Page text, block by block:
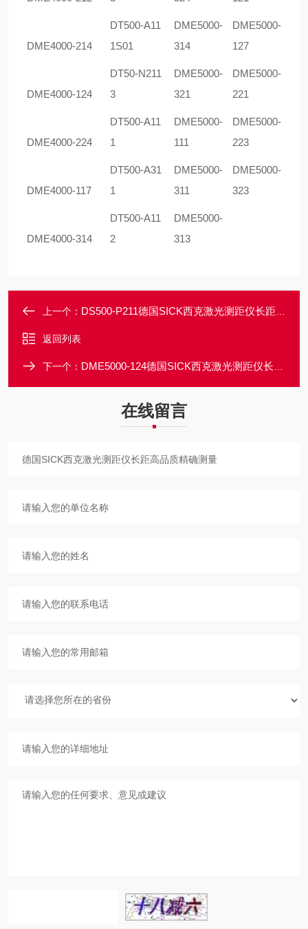
DME4000-214
DT500-A11
1S01
DME5000-
314
DME5000-
127
DME4000-124
DT50-N211
3
DME5000-
321
DME5000-
221
DME4000-224
DT500-A11
1
DME5000-
111
DME5000-
223
DME4000-117
DT500-A31
1
DME5000-
311
DME5000-
323
DME4000-314
DT500-A11
2
DME5000-
313
上一个： DS500-P211德国SICK西克激光测距仪长距高品质精确测量
返回列表
下一个： DME5000-124德国SICK西克激光测距仪长距高品质精确测量
在线留言